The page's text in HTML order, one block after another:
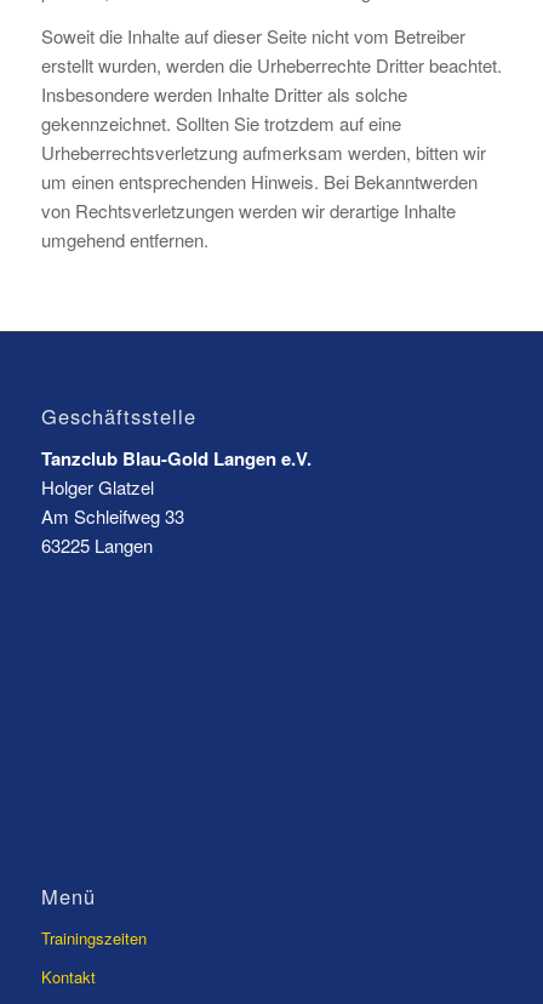
Soweit die Inhalte auf dieser Seite nicht vom Betreiber
erstellt wurden, werden die Urheberrechte Dritter beachtet.
Insbesondere werden Inhalte Dritter als solche
gekennzeichnet. Sollten Sie trotzdem auf eine
Urheberrechtsverletzung aufmerksam werden, bitten wir
um einen entsprechenden Hinweis. Bei Bekanntwerden
von Rechtsverletzungen werden wir derartige Inhalte
umgehend entfernen.
Geschäftsstelle
Tanzclub Blau-Gold Langen e.V.
Holger Glatzel
Am Schleifweg 33
63225 Langen
Menü
Trainingszeiten
Kontakt